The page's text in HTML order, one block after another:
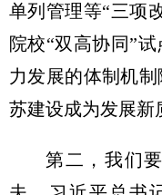
单列管理等“三项
院校“双高协同”
力发展的体制机
苏建设成为发展新
第二，我们